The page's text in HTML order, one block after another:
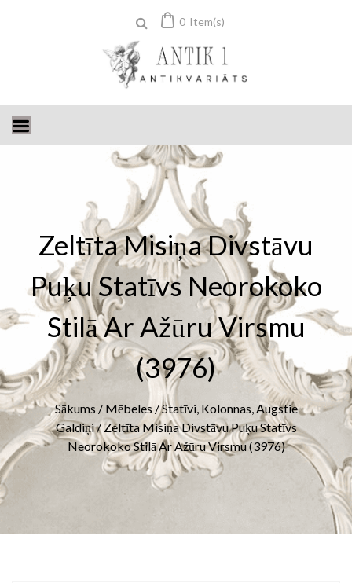
0 Item(s)
Zeltīta Misiņa Divstāvu
Puķu Statīvs Neorokoko
Stilā Ar Ažūru Virsmu
(3976)
Sākums / Mēbeles/Statīvi, Kolonnas, Augstie
Galdiņi/ Zeltīta Misiņa Divstāvu Puķu Statīvs
Neorokoko Stilā Ar Ažūru Virsmu (3976)